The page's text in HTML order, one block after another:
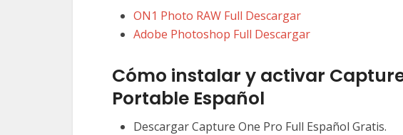
ON1 Photo RAW Full Descargar
Adobe Photoshop Full Descargar
Cómo instalar y activar
Portable Español
Descargar Capture One Pro Full Español Gratis.